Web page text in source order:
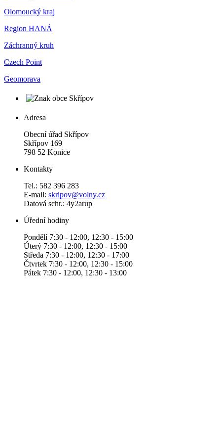
Olomoucký kraj
Region HANÁ
Záchranný kruh
Czech Point
Geomorava
Adresa
Obecní úřad Skřípov
Skřípov 169
798 52 Konice
Kontakty
Tel.: 582 396 283
E-mail: skripov@volny.cz
Datová schr.: 4y2arup
Úřední hodiny
Pondělí 7:30 - 12:00, 12:30 - 15:00
Úterý 7:30 - 12:00, 12:30 - 15:00
Středa 7:30 - 12:00, 12:30 - 17:00
Čtvrtek 7:30 - 12:00, 12:30 - 15:00
Pátek 7:30 - 12:00, 12:30 - 13:00